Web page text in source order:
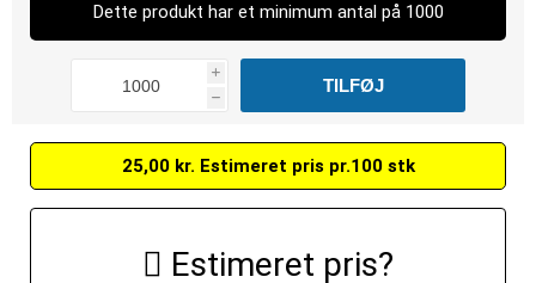
Dette produkt har et minimum antal på 1000
i
h
25,00 kr. Estimeret pris pr.100 stk
Estimeret pris?